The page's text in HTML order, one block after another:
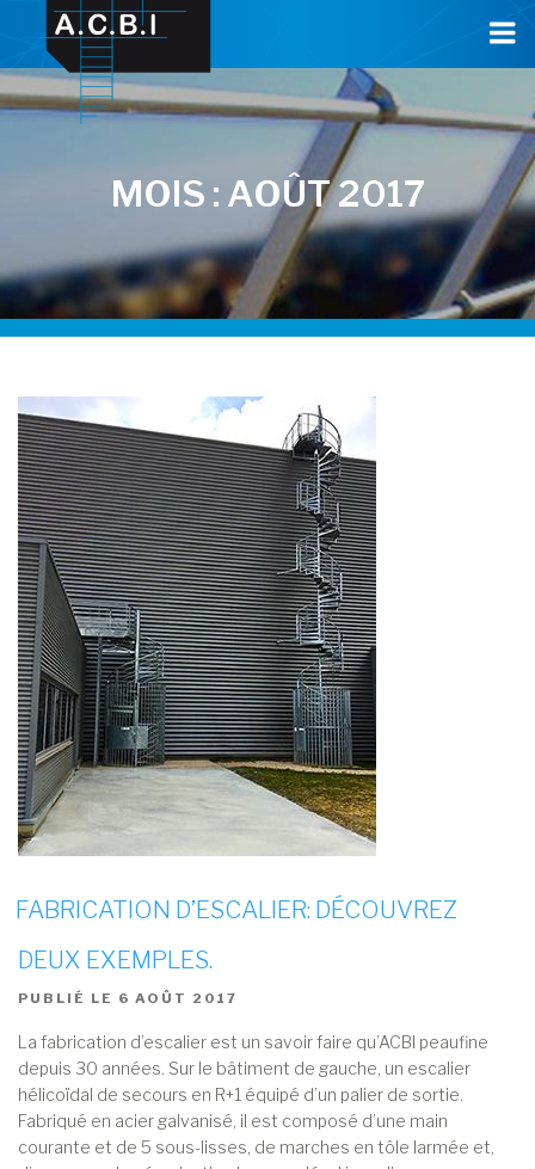
MOIS : AOÛT 2017
FABRICATION D’ESCALIER: DÉCOUVREZ
DEUX EXEMPLES.
PUBLIÉ LE 6 AOÛT 2017
La fabrication d’escalier est un savoir faire qu’ACBI peaufine
depuis 30 années. Sur le bâtiment de gauche, un escalier
hélicoïdal de secours en R+1 équipé d’un palier de sortie.
Fabriqué en acier galvanisé, il est composé d’une main
courante et de 5 sous-lisses, de marches en tôle larmée et,
Cookies management panel